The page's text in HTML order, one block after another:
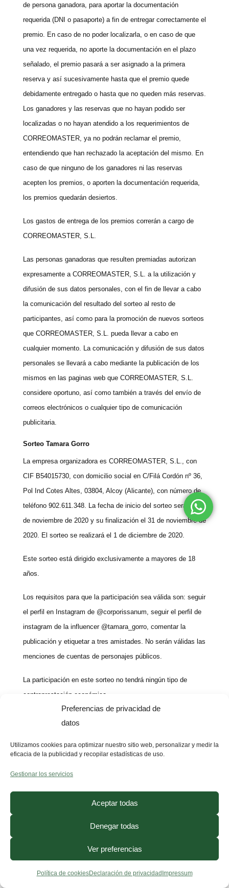
Preferencias de privacidad de
datos
Utilizamos cookies para optimizar nuestro sitio web, personalizar y medir la
eficacia de la publicidad y recopilar estadísticas de uso.
Gestionar los servicios
Aceptar todas
Denegar todas
Ver preferencias
Política de cookiesDeclaración de privacidad Impressum
de persona ganadora, para aportar la documentación
requerida (DNI o pasaporte) a fin de entregar correctamente el
premio. En caso de no poder localizarla, o en caso de que
una vez requerida, no aporte la documentación en el plazo
señalado, el premio pasará a ser asignado a la primera
reserva y así sucesivamente hasta que el premio quede
debidamente entregado o hasta que no queden más reservas.
Los ganadores y las reservas que no hayan podido ser
localizadas o no hayan atendido a los requerimientos de
CORREOMASTER, ya no podrán reclamar el premio,
entendiendo que han rechazado la aceptación del mismo. En
caso de que ninguno de los ganadores ni las reservas
acepten los premios, o aporten la documentación requerida,
los premios quedarán desiertos.
Los gastos de entrega de los premios correrán a cargo de
CORREOMASTER, S.L.
Las personas ganadoras que resulten premiadas autorizan
expresamente a CORREOMASTER, S.L. a la utilización y
difusión de sus datos personales, con el fin de llevar a cabo
la comunicación del resultado del sorteo al resto de
participantes, así como para la promoción de nuevos sorteos
que CORREOMASTER, S.L. pueda llevar a cabo en
cualquier momento. La comunicación y difusión de sus datos
personales se llevará a cabo mediante la publicación de los
mismos en las paginas web que CORREOMASTER, S.L.
considere oportuno, así como también a través del envío de
correos electrónicos o cualquier tipo de comunicación
publicitaria.
Sorteo Tamara Gorro
La empresa organizadora es CORREOMASTER, S.L., con
CIF B54015730, con domicilio social en C/Filá Cordón nº 36,
Pol Ind Cotes Altes, 03804, Alcoy (Alicante), con número de
teléfono 902.611.348. La fecha de inicio del sorteo será el 16
de noviembre de 2020 y su finalización el 31 de noviembre de
2020. El sorteo se realizará el 1 de diciembre de 2020.
Este sorteo está dirigido exclusivamente a mayores de 18
años.
Los requisitos para que la participación sea válida son: seguir
el perfil en Instagram de @corporissanum, seguir el perfil de
instagram de la influencer @tamara_gorro, comentar la
publicación y etiquetar a tres amistades. No serán válidas las
menciones de cuentas de personajes públicos.
La participación en este sorteo no tendrá ningún tipo de
contraprestación económica.
Los premios son independientes entre ellos y consistirán en:
– Dos packs de dieta personalizada de 3 meses más
– Un iPhone 12
El valor unitario de la dieta personalizada de 3 meses más
ejercicio tiene un valor de 179,10 euros, el valor unitario del
iPhone 12 es de 750,14 euros, y por último, el valor unitario
Por tanto, el total de los productos sorteados asciende a
2.267,34 euros. No podrán ser canjeados por dinero en